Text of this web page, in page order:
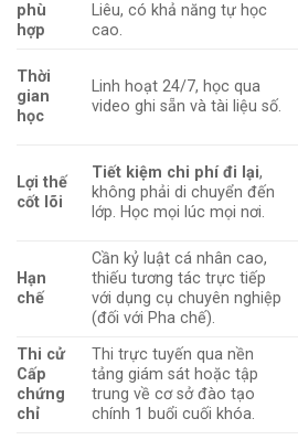
phù
hợp
Liêu, có khả năng tự học
cao.
Thời
gian
học
Linh hoạt 24/7, học qua
video ghi sẵn và tài liệu số.
Lợi thế
cốt lõi
Tiết kiệm chi phí đi lại,
không phải di chuyển đến
lớp. Học mọi lúc mọi nơi.
Hạn
chế
Cần kỷ luật cá nhân cao,
thiếu tương tác trực tiếp
với dụng cụ chuyên nghiệp
(đối với Pha chế).
Thi cử
Cấp
chứng
chỉ
Thi trực tuyến qua nền
tảng giám sát hoặc tập
trung về cơ sở đào tạo
chính 1 buổi cuối khóa.